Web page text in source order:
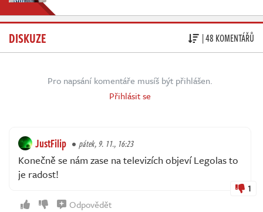
DISKUZE | 48 KOMENTÁŘŮ
Pro napsání komentáře musíš být přihlášen.
Přihlásit se
JustFilip pátek, 9. 11., 16:23
Konečně se nám zase na televizích objeví Legolas to
je radost!
1
Odpovědět